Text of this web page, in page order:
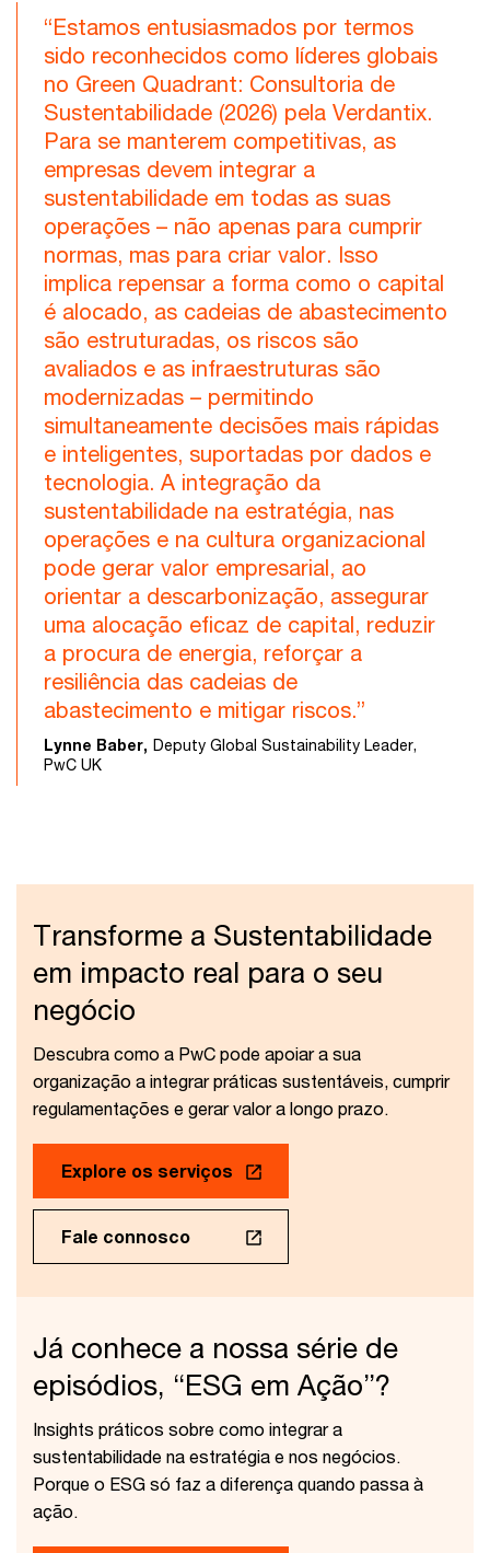
“Estamos entusiasmados por termos
sido reconhecidos como líderes globais
no Green Quadrant: Consultoria de
Sustentabilidade (2026) pela Verdantix.
Para se manterem competitivas, as
empresas devem integrar a
sustentabilidade em todas as suas
operações – não apenas para cumprir
normas, mas para criar valor. Isso
implica repensar a forma como o capital
é alocado, as cadeias de abastecimento
são estruturadas, os riscos são
avaliados e as infraestruturas são
modernizadas – permitindo
simultaneamente decisões mais rápidas
e inteligentes, suportadas por dados e
tecnologia. A integração da
sustentabilidade na estratégia, nas
operações e na cultura organizacional
pode gerar valor empresarial, ao
orientar a descarbonização, assegurar
uma alocação eficaz de capital, reduzir
a procura de energia, reforçar a
resiliência das cadeias de
abastecimento e mitigar riscos.”
Lynne Baber, Deputy Global Sustainability Leader,
PwC UK
Transforme a Sustentabilidade
em impacto real para o seu
negócio
Descubra como a PwC pode apoiar a sua
organização a integrar práticas sustentáveis, cumprir
regulamentações e gerar valor a longo prazo.
Explore os serviços
Fale connosco
Já conhece a nossa série de
episódios, “ESG em Ação”?
Insights práticos sobre como integrar a
sustentabilidade na estratégia e nos negócios.
Porque o ESG só faz a diferença quando passa à
ação.